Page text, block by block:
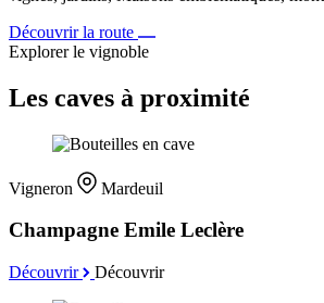
Découvrir la route
Explorer le vignoble
Les caves à proximité
Vigneron Mardeuil
Champagne Emile Leclère
Découvrir Découvrir